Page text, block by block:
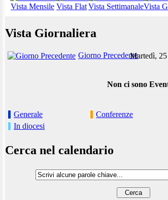
Vista Mensile Vista FlatVista SettimanaleVista
Vista Giornaliera
Giorno PrecedenteMartedì,
Non ci sono
Generale Conferenze
In diocesi
Cerca nel calendario